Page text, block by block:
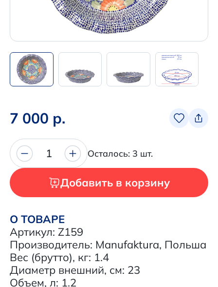
Написать нам в Телеграм
+7 (925) 294-91-85
,
+7 (926) 702-09-76
7 000 р.
О ТОВАРЕ
Артикул: Z159
Производитель: Manufaktura, Польша
Вес (брутто), кг: 1.4
Диаметр внешний, см: 23
Объем, л: 1.2
1 Осталось: 3 шт.
Добавить в корзину